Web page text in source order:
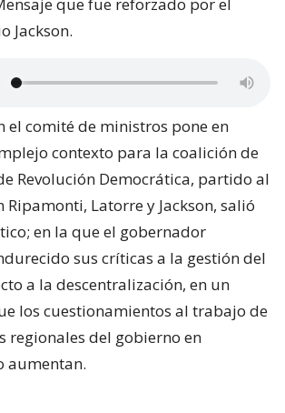
Jackson.
el comité de ministros pone en
contexto para la coalición de
Revolución Democrática, partido al
Ripamonti, Latorre y Jackson, salió
en la que el gobernador
sus críticas a la gestión del
a la descentralización, en un
los cuestionamientos al trabajo de
regionales del gobierno en
aumentan.